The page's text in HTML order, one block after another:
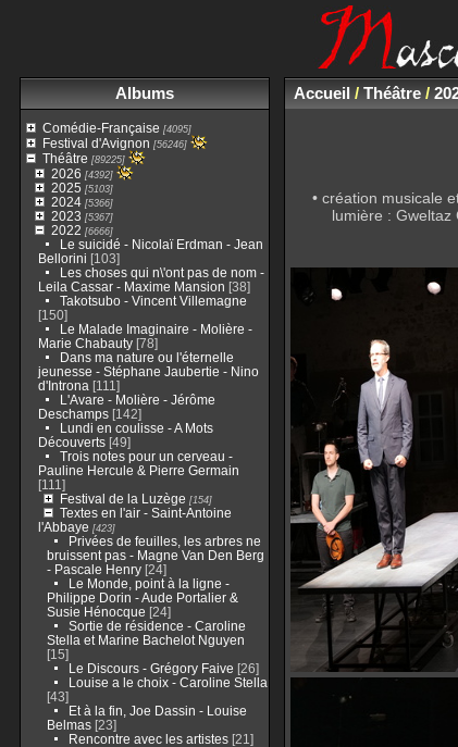
Albums
Comédie-Française [4095]
Festival d'Avignon [56246]
Théâtre [89225]
2026 [4392]
2025 [5103]
2024[5366]
2023 [5367]
2022 [6666]
Le suicidé - Nicolaï Erdman - Jean
Bellorini [103]
Les choses qui n\'ont pas de nom -
Leila Cassar - Maxime Mansion [38]
Takotsubo - Vincent Villemagne
[150]
Le Malade Imaginaire - Molière -
Marie Chabauty[78]
Dans ma nature ou l'éternelle
jeunesse - Stéphane Jaubertie - Nino
d'Introna [111]
L'Avare - Molière - Jérôme
Deschamps[142]
Lundi en coulisse - A Mots
Découverts[49]
Trois notes pour un cerveau -
Pauline Hercule & Pierre Germain
[111]
Festival de la Luzège [154]
Textes en l'air - Saint-Antoine
l'Abbaye [423]
Privées de feuilles, les arbres ne
bruissent pas - Magne Van Den Berg
- Pascale Henry[24]
Le Monde, point à la ligne -
Philippe Dorin - Aude Portalier &
Susie Hénocque [24]
Sortie de résidence - Caroline
Stella et Marine Bachelot Nguyen
[15]
Le Discours - Grégory Faive [26]
Louise a le choix - Caroline Stella
[43]
Et à la fin, Joe Dassin - Louise
Belmas[23]
Rencontre avec les artistes[21]
Accueil/ Théâtre/
• création musicale
lumière : Gweltaz